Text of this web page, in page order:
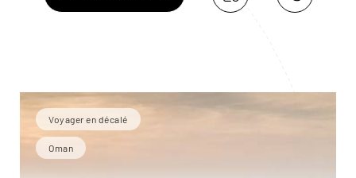
Voyager en décalé
Oman